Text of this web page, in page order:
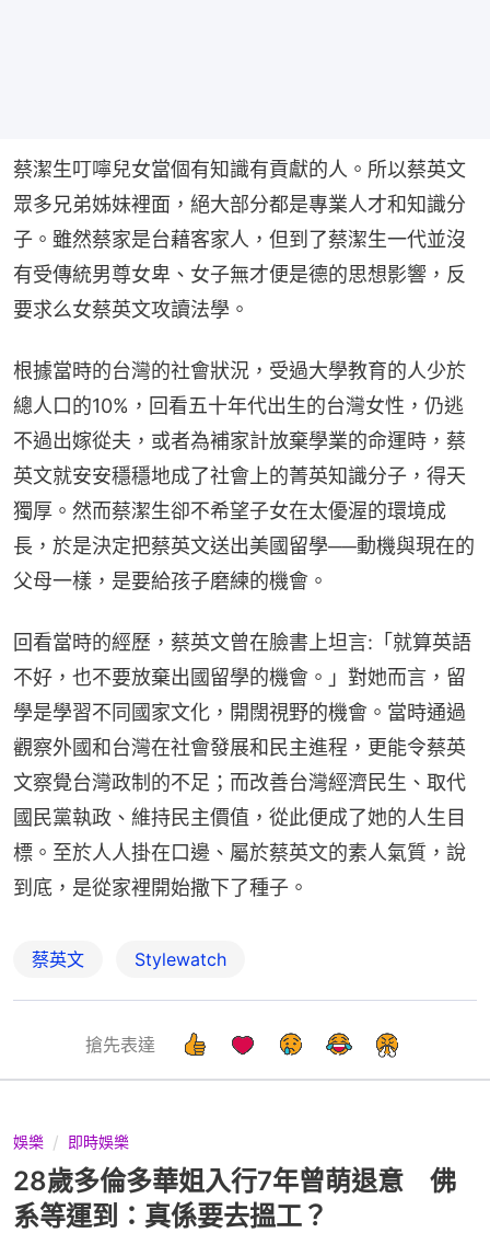
蔡潔生叮嚀兒女當個有知識有貢獻的人。所以蔡英文
眾多兄弟姊妹裡面，絕大部分都是專業人才和知識分
子。雖然蔡家是台藉客家人，但到了蔡潔生一代並沒
有受傳統男尊女卑、女子無才便是德的思想影響，反
要求么女蔡英文攻讀法學。
根據當時的台灣的社會狀況，受過大學教育的人少於
總人口的10%，回看五十年代出生的台灣女性，仍逃
不過出嫁從夫，或者為補家計放棄學業的命運時，蔡
英文就安安穩穩地成了社會上的菁英知識分子，得天
獨厚。然而蔡潔生卻不希望子女在太優渥的環境成
長，於是決定把蔡英文送出美國留學──動機與現在的
父母一樣，是要給孩子磨練的機會。
回看當時的經歷，蔡英文曾在臉書上坦言:「就算英語
不好，也不要放棄出國留學的機會。」對她而言，留
學是學習不同國家文化，開闊視野的機會。當時通過
觀察外國和台灣在社會發展和民主進程，更能令蔡英
文察覺台灣政制的不足；而改善台灣經濟民生、取代
國民黨執政、維持民主價值，從此便成了她的人生目
標。至於人人掛在口邊、屬於蔡英文的素人氣質，說
到底，是從家裡開始撒下了種子。
蔡英文 Stylewatch
搶先表達
娛樂 即時娛樂
28歲多倫多華姐入行7年曾萌退意 佛
系等運到：真係要去搵工？